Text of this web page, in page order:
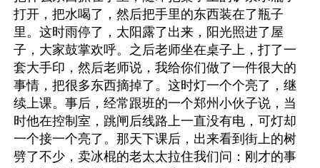
打开，把水喝了，然后把手里的东西装在了瓶子
里。这时雨停了，太阳露了出来，阳光照进了屋
子，大家鼓掌欢呼。之后老师坐在桌子上，打了一
套大手印，然后老师说，我给你们做了一件很大的
事情，把很多东西摘掉了。这时灯一个个亮了，继
续上课。事后，经常跟班的一个郑州小伙子说，当
时他在控制室，跳闸后线路上一直没有电，可灯却
一个接一个亮了。那天下课后，出来看到街上的树
劈了不少，卖冰棍的老太太拉住我们问：刚才的事